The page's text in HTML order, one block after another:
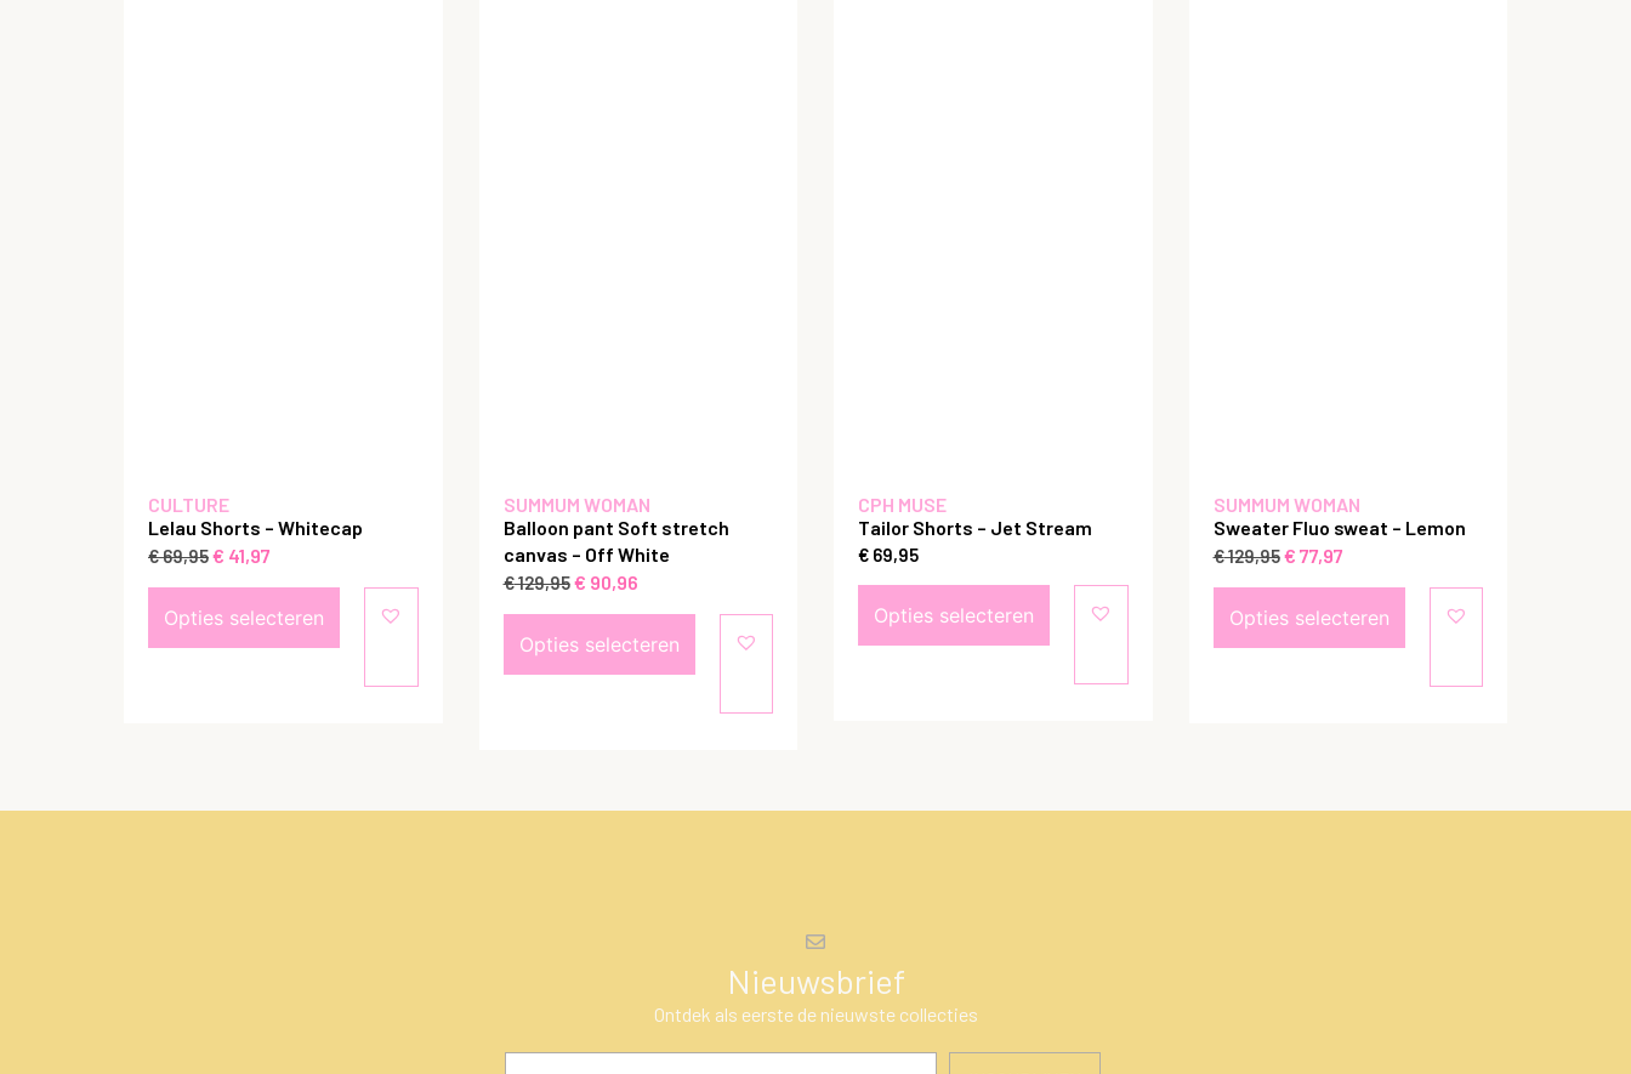
CULTURE
Lelau Shorts – Whitecap
€69,95€ 41,97
Opties selecteren
SUMMUM WOMAN
Balloon pant Soft stretch
canvas – Off White
€129,95€ 90,96
Opties selecteren
CPH MUSE
Tailor Shorts – Jet Stream
€ 69,95
Opties selecteren
SUMMUM WOMAN
Sweater Fluo sweat – Lemon
€129,95€ 77,97
Opties selecteren
Nieuwsbrief
Ontdek als eerste de nieuwste collecties